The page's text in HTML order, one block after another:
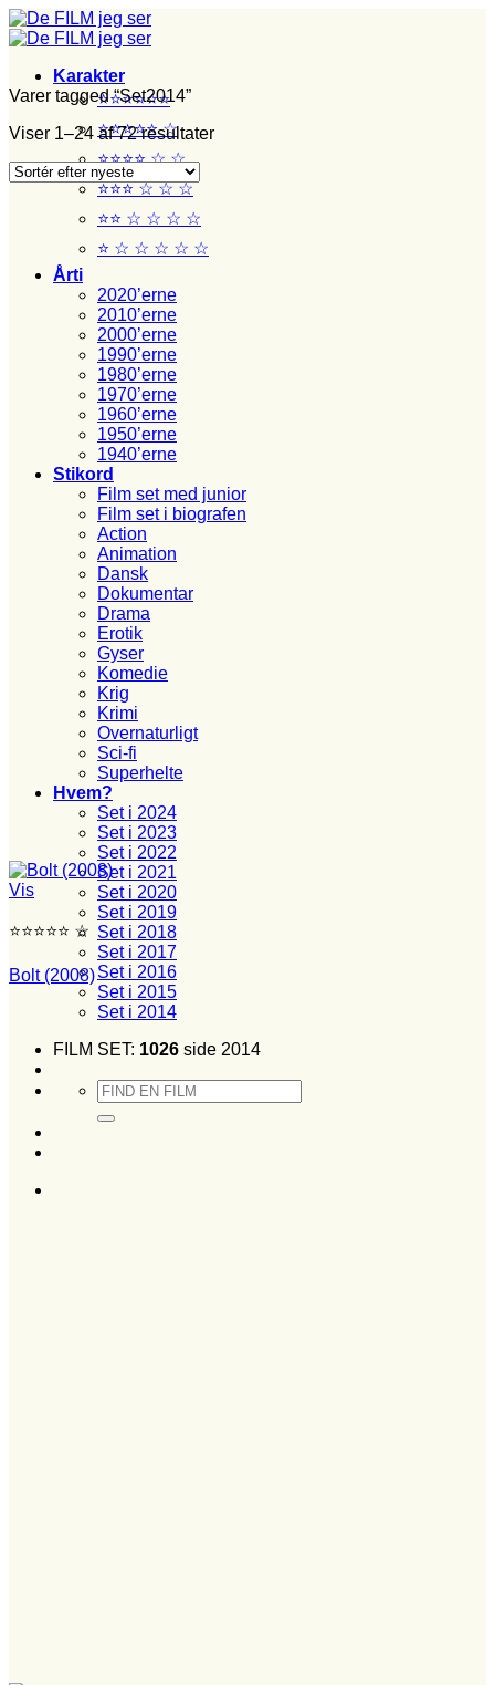
Fortsæt
til
Karakter
⭐⭐⭐⭐⭐⭐
⭐⭐⭐⭐⭐ ☆
⭐⭐⭐⭐ ☆ ☆
⭐⭐⭐ ☆ ☆ ☆
⭐⭐ ☆ ☆ ☆ ☆
⭐ ☆ ☆ ☆ ☆ ☆
Årti
2020’erne
2010’erne
2000’erne
1990’erne
1980’erne
1970’erne
1960’erne
1950’erne
1940’erne
Stikord
Film set med junior
Film set i biografen
Action
Animation
Dansk
Dokumentar
Drama
Erotik
Gyser
Komedie
Krig
Krimi
Overnaturligt
Sci-fi
Superhelte
Hvem?
Set i 2024
Set i 2023
Set i 2022
Set i 2021
Set i 2020
Set i 2019
Set i 2018
Set i 2017
Set i 2016
Set i 2015
Set i 2014
FILM SET: 1026 side 2014
Søg
efter:
Varer tagged “Set2014”
Viser 1–24 af 72 resultaterSorteret
Vis
⭐⭐⭐⭐⭐ ☆
Bolt (2008)